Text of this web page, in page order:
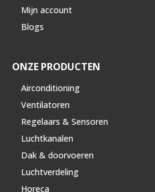
Mijn account
Blogs
ONZE PRODUCTEN
Airconditioning
Ventilatoren
Regelaars & Sensoren
Luchtkanalen
Dak & doorvoeren
Luchtverdeling
Horeca